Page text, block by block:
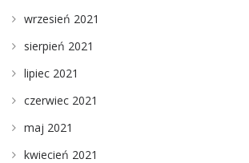
wrzesień 2021
sierpień 2021
lipiec 2021
czerwiec 2021
maj 2021
kwiecień 2021